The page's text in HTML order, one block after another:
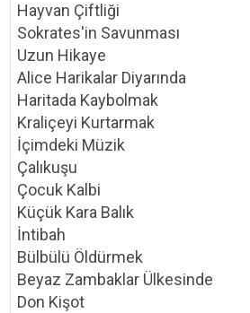
Hayvan Çiftliği
Sokrates'in Savunması
Uzun Hikaye
Alice Harikalar Diyarında
Haritada Kaybolmak
Kraliçeyi Kurtarmak
İçimdeki Müzik
Çalıkuşu
Çocuk Kalbi
Küçük Kara Balık
İntibah
Bülbülü Öldürmek
Beyaz Zambaklar Ülkesinde
Don Kişot